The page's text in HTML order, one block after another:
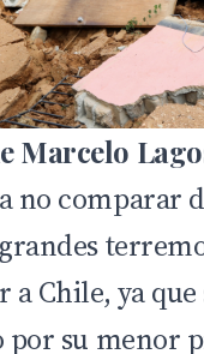
Marcelo
no comparar
a Chile, ya
por su menor